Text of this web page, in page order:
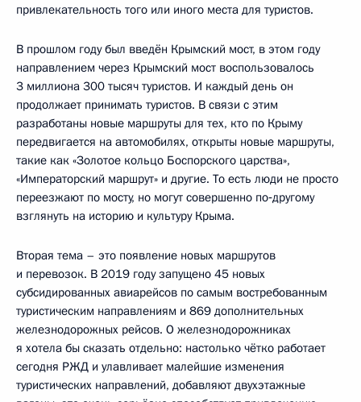
привлекательность того или иного места для туристов.
В прошлом году был введён Крымский мост, в этом году
направлением через Крымский мост воспользовалось
3 миллиона 300 тысяч туристов. И каждый день он
продолжает принимать туристов. В связи с этим
разработаны новые маршруты для тех, кто по Крыму
передвигается на автомобилях, открыты новые маршруты,
такие как «Золотое кольцо Боспорского царства»,
«Императорский маршрут» и другие. То есть люди не просто
переезжают по мосту, но могут совершенно по‑другому
взглянуть на историю и культуру Крыма.
Вторая тема – это появление новых маршрутов
и перевозок. В 2019 году запущено 45 новых
субсидированных авиарейсов по самым востребованным
туристическим направлениям и 869 дополнительных
железнодорожных рейсов. О железнодорожниках
я хотела бы сказать отдельно: настолько чётко работает
сегодня РЖД и улавливает малейшие изменения
туристических направлений, добавляют двухэтажные